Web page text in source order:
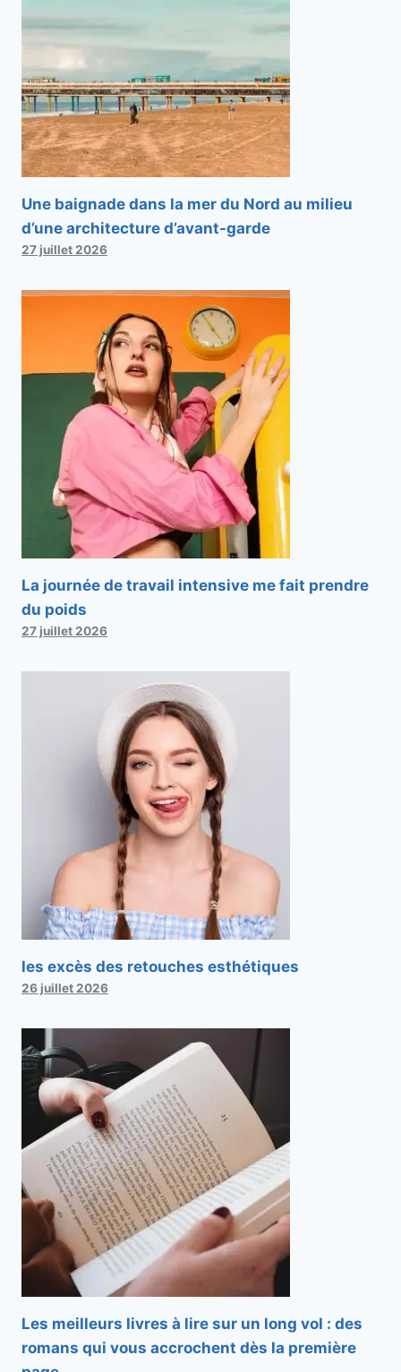
Une baignade dans la mer du Nord au milieu
d’une architecture d’avant-garde
27 juillet 2026
La journée de travail intensive me fait prendre
du poids
27 juillet 2026
les excès des retouches esthétiques
26 juillet 2026
Les meilleurs livres à lire sur un long vol : des
romans qui vous accrochent dès la première